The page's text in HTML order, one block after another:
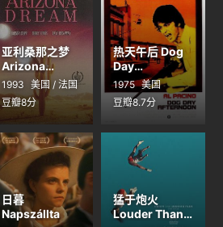
亚利桑那之梦
Arizona
Dream
1993 美国 / 法国
豆瓣8分
热天午后 Dog
Day
Afternoon
1975 美国
豆瓣8.7分
日暮
Napszállta
猛于炮火
Louder Than